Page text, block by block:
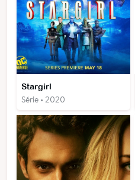
Stargirl
Série • 2020